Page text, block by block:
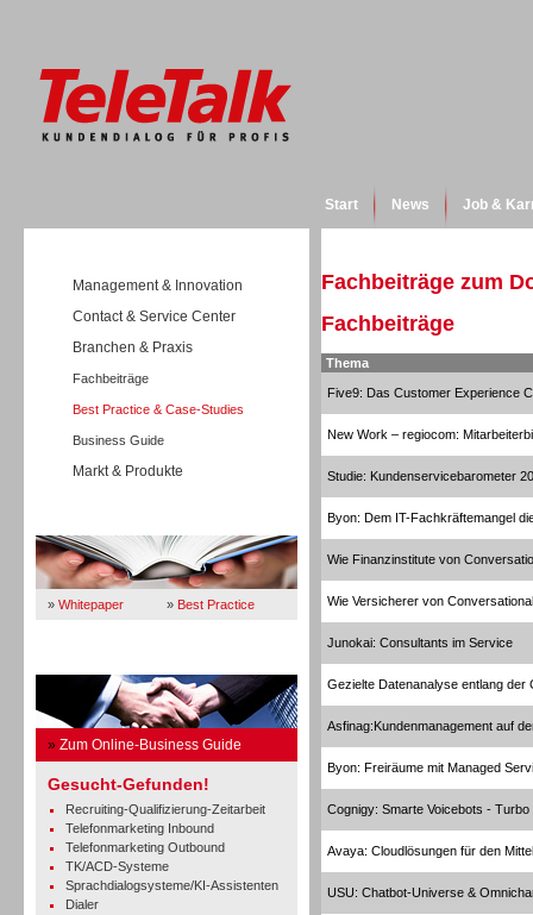
Start News Job &
Management & Innovation
Contact & Service Center
Branchen & Praxis
Fachbeiträge
Best Practice & Case-Studies
Business Guide
Markt & Produkte
» Whitepaper » Best Practice
» Zum Online-Business Guide
Gesucht-Gefunden!
Recruiting-Qualifizierung-Zeitarbeit
Telefonmarketing Inbound
Telefonmarketing Outbound
TK/ACD-Systeme
Sprachdialogsysteme/KI-Assistenten
Dialer
Fachbeiträge zum
Fachbeiträge
Thema
Five9: Das Customer Experience
New Work – regiocom:
Studie: Kundenservicebarometer
Byon: Dem IT-Fachkräftemangel
Wie Finanzinstitute von
Wie Versicherer von
Junokai: Consultants im Service
Gezielte Datenanalyse entlang der
Asfinag:Kundenmanagement auf
Byon: Freiräume mit Managed
Cognigy: Smarte Voicebots -
Avaya: Cloudlösungen für den
USU: Chatbot-Universe &